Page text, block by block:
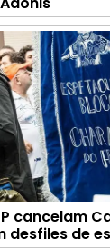
cancelam
desfiles de